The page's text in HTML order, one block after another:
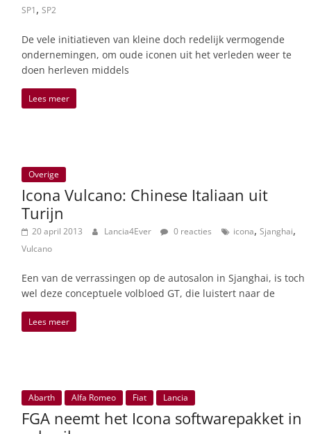
SP1, SP2
De vele initiatieven van kleine doch redelijk vermogende
ondernemingen, om oude iconen uit het verleden weer te
doen herleven middels
Lees meer
Overige
Icona Vulcano: Chinese Italiaan uit
Turijn
20 april 2013 Lancia4Ever 0 reacties icona, Sjanghai,
Vulcano
Een van de verrassingen op de autosalon in Sjanghai, is toch
wel deze conceptuele volbloed GT, die luistert naar de
Lees meer
Abarth Alfa Romeo Fiat Lancia
FGA neemt het Icona softwarepakket in